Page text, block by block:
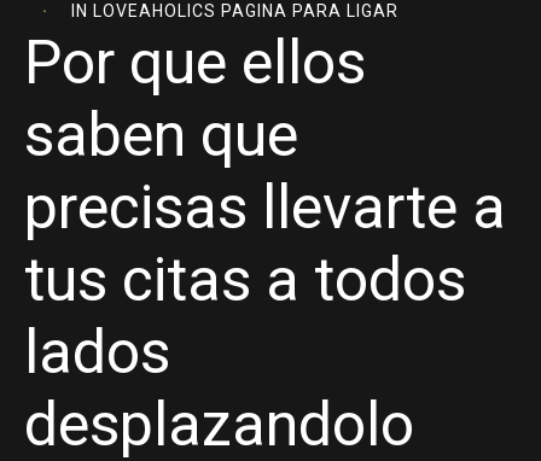
IN LOVEAHOLICS PAGINA PARA LIGAR
Por que ellos
saben que
precisas llevarte a
tus citas a todos
lados
desplazandolo